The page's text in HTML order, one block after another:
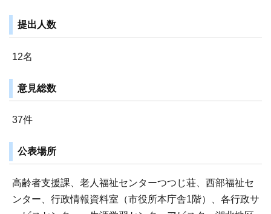
提出人数
12名
意見総数
37件
公表場所
高齢者支援課、老人福祉センターつつじ荘、西部福祉セ
ンター、行政情報資料室（市役所本庁舎1階）、各行政サ